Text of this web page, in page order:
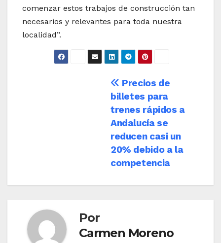
comenzar estos trabajos de construcción tan
necesarios y relevantes para toda nuestra
localidad”.
Precios de
billetes para
trenes rápidos a
Andalucía se
reducen casi un
20% debido a la
competencia
Por
Carmen Moreno